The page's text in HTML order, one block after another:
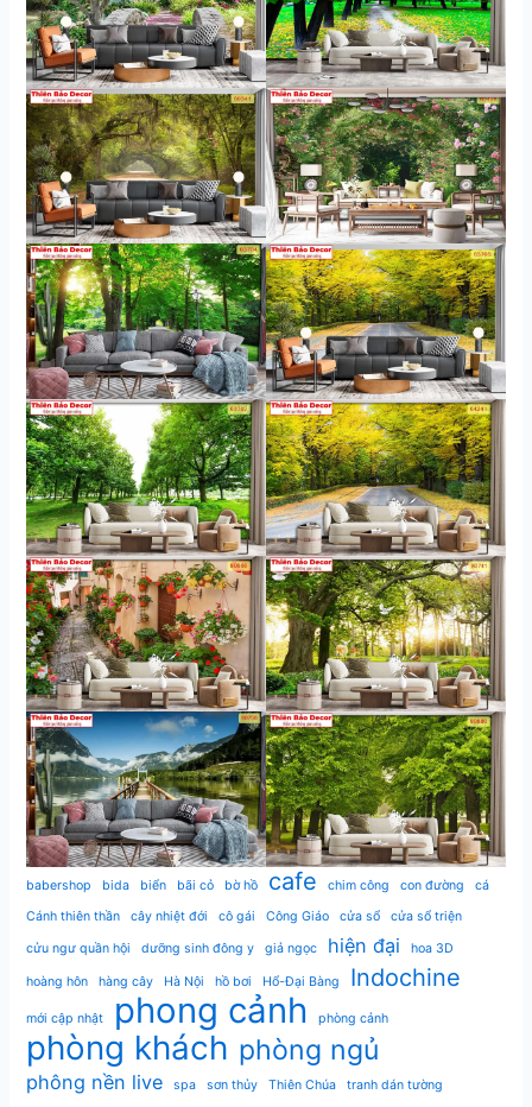
babershop bida biển bãi cỏ bờ hồ cafe chim công con đường
cá
Cánh thiên thần
cây nhiệt đới cô gái Công Giáo cửa sổ cửa sổ triện
cửu ngư quần hội dưỡng sinh đông y giả ngọc hiện đại hoa 3D
hoàng hôn hàng cây Hà Nội hồ bơi Hổ-Đại Bàng Indochine
mới cập nhật phong cảnh phòng cảnh
phòng khách phòng ngủ
phông nền live spa sơn thủy Thiên Chúa tranh dán tường